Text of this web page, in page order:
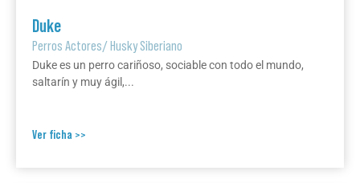
Duke
Perros Actores/Husky Siberiano
Duke es un perro cariñoso, sociable con todo el mundo,
saltarín y muy ágil,...
Ver ficha >>